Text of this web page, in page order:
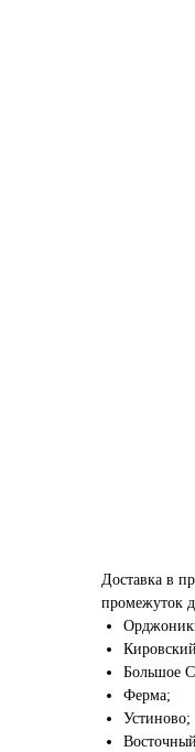
Доставка в
промежуток
Большое
Ферма;
Устиново;